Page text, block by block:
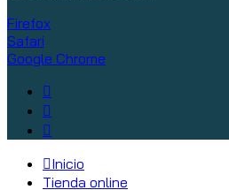
Firefox
Safari
Google Chrome
Inicio
Tienda online